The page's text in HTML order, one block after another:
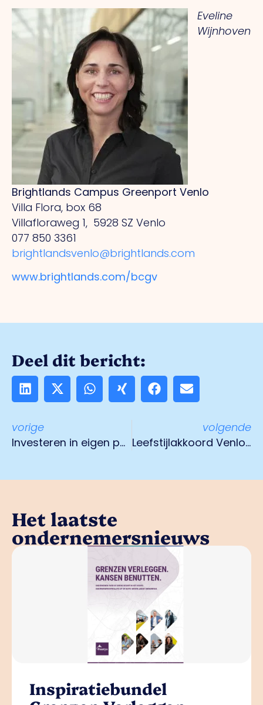
Eveline
Wijnhoven
Brightlands Campus Greenport Venlo
Villa Flora, box 68
Villafloraweg 1, 5928 SZ Venlo
077 850 3361
brightlandsvenlo@brightlands.com
www.brightlands.com/bcgv
Deel dit bericht:
vorige
Investeren in eigen personeel als één van de oplossingen voor personeelstekort
volgende
Leefstijlakkoord Venlo draagt bij aan een gezonde werkplek en sociale cohesie
Het laatste
ondernemersnieuws
Inspiratiebundel